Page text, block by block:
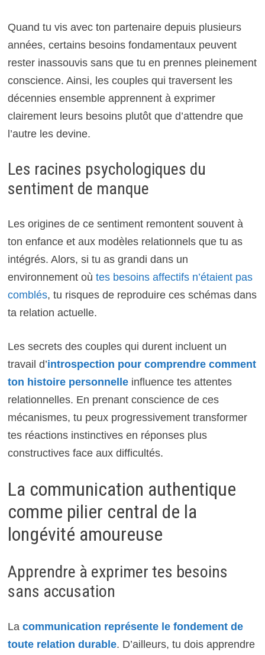
Quand tu vis avec ton partenaire depuis plusieurs
années, certains besoins fondamentaux peuvent
rester inassouvis sans que tu en prennes pleinement
conscience. Ainsi, les couples qui traversent les
décennies ensemble apprennent à exprimer
clairement leurs besoins plutôt que d’attendre que
l’autre les devine.
Les racines psychologiques du
sentiment de manque
Les origines de ce sentiment remontent souvent à
ton enfance et aux modèles relationnels que tu as
intégrés. Alors, si tu as grandi dans un
environnement où tes besoins affectifs n’étaient pas
comblés, tu risques de reproduire ces schémas dans
ta relation actuelle.
Les secrets des couples qui durent incluent un
travail d’introspection pour comprendre comment
ton histoire personnelleinfluence tes attentes
relationnelles. En prenant conscience de ces
mécanismes, tu peux progressivement transformer
tes réactions instinctives en réponses plus
constructives face aux difficultés.
La communication authentique
comme pilier central de la
longévité amoureuse
Apprendre à exprimer tes besoins
sans accusation
La communication représente le fondement de
toute relation durable. D’ailleurs, tu dois apprendre